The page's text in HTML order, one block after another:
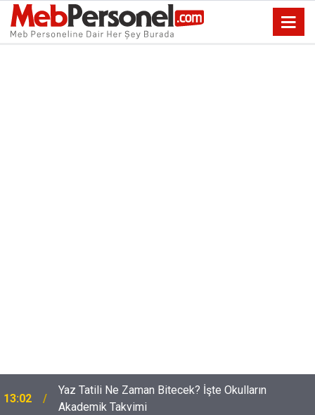
12:32
Okullarda CİMER Kıskacı: Öğretmenler Müdahale
Edemez Hale Geldi